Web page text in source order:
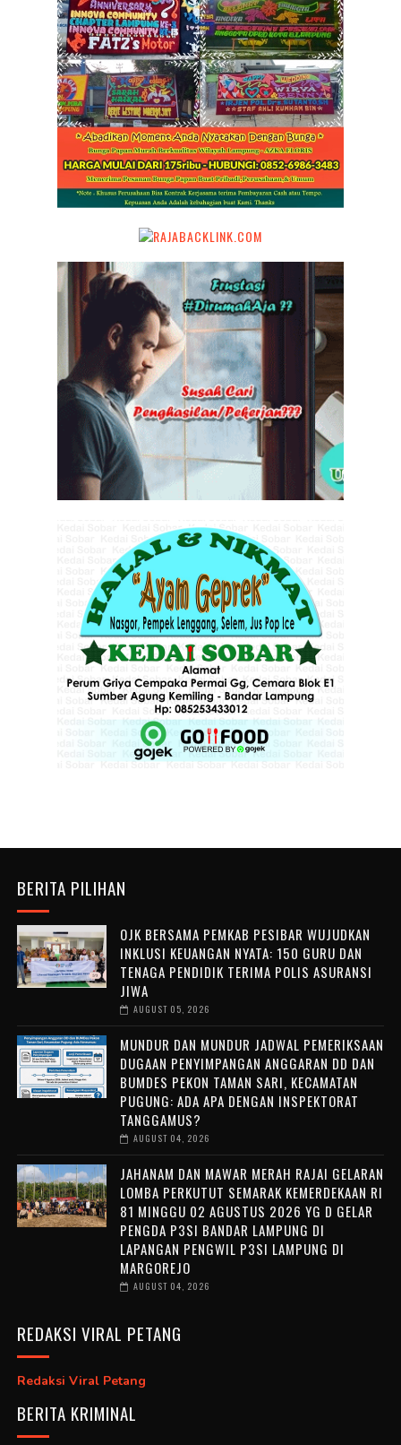
BERITA PILIHAN
OJK BERSAMA PEMKAB PESIBAR WUJUDKAN
INKLUSI KEUANGAN NYATA: 150 GURU DAN
TENAGA PENDIDIK TERIMA POLIS ASURANSI
JIWA
AUGUST 05, 2026
MUNDUR DAN MUNDUR JADWAL PEMERIKSAAN
DUGAAN PENYIMPANGAN ANGGARAN DD DAN
BUMDES PEKON TAMAN SARI, KECAMATAN
PUGUNG: ADA APA DENGAN INSPEKTORAT
TANGGAMUS?
AUGUST 04, 2026
JAHANAM DAN MAWAR MERAH RAJAI GELARAN
LOMBA PERKUTUT SEMARAK KEMERDEKAAN RI
81 MINGGU 02 AGUSTUS 2026 YG D GELAR
PENGDA P3SI BANDAR LAMPUNG DI
LAPANGAN PENGWIL P3SI LAMPUNG DI
MARGOREJO
AUGUST 04, 2026
REDAKSI VIRAL PETANG
Redaksi Viral Petang
BERITA KRIMINAL